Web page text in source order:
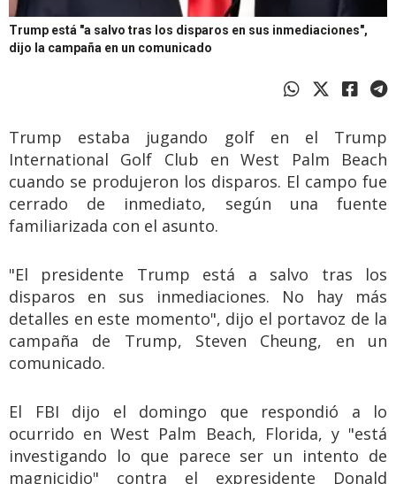
Trump está "a salvo tras los disparos en sus inmediaciones",
dijo la campaña en un comunicado
Trump estaba jugando golf en el Trump
International Golf Club en West Palm Beach
cuando se produjeron los disparos. El campo fue
cerrado de inmediato, según una fuente
familiarizada con el asunto.
"El presidente Trump está a salvo tras los
disparos en sus inmediaciones. No hay más
detalles en este momento", dijo el portavoz de la
campaña de Trump, Steven Cheung, en un
comunicado.
El FBI dijo el domingo que respondió a lo
ocurrido en West Palm Beach, Florida, y "está
investigando lo que parece ser un intento de
magnicidio" contra el expresidente Donald